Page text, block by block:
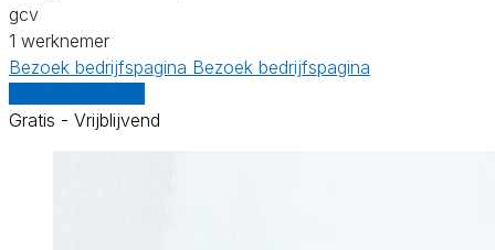
gcv
1 werknemer
Bezoek bedrijfspagina Bezoek bedrijfspagina
Gratis - Vrijblijvend